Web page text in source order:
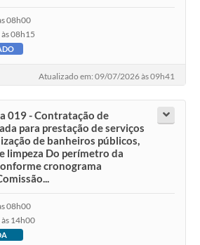
08h00
08h15
Atualizado em: 09/07/2026 às 09h41
019 - Contratação de
para prestação de serviços
de banheiros públicos,
limpeza Do perímetro da
cronograma
08h00
14h00